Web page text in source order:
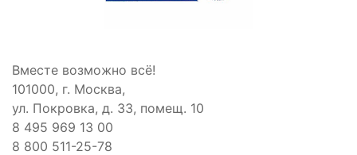
Вместе возможно всё!
101000, г. Москва,
ул. Покровка, д. 33, помещ. 10
8 495 969 13 00
8 800 511-25-78